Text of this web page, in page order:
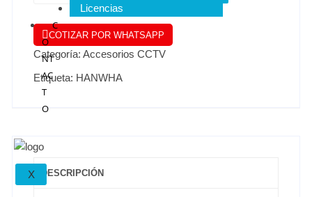
Licencias
C
O
NT
AC
T
O
X
COTIZAR POR WHATSAPP
Categoría:Accesorios CCTV
Etiqueta: HANWHA
DESCRIPCIÓN